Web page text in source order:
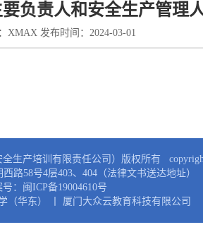
负责人和安全生产管理
XMAX 发布时间：2024-03-01
全生产培训有限责任公司）版权所有
路58号4层403、404（法律文书送达地址）
： 闽ICP备19004610号
（华东） 丨 厦门大众云教育科技有限公司